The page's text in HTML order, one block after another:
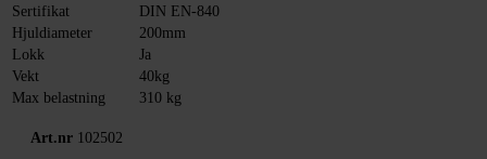
Sertifikat
DIN EN-840
Hjuldiameter
200mm
Lokk
Ja
Vekt
40kg
Max belastning
310 kg
Art.nr 102502